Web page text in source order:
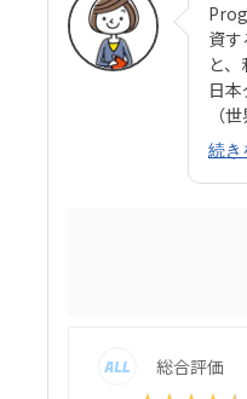
資
と
日
（
学
ムが
が魅
す
りす
続き
総合評価